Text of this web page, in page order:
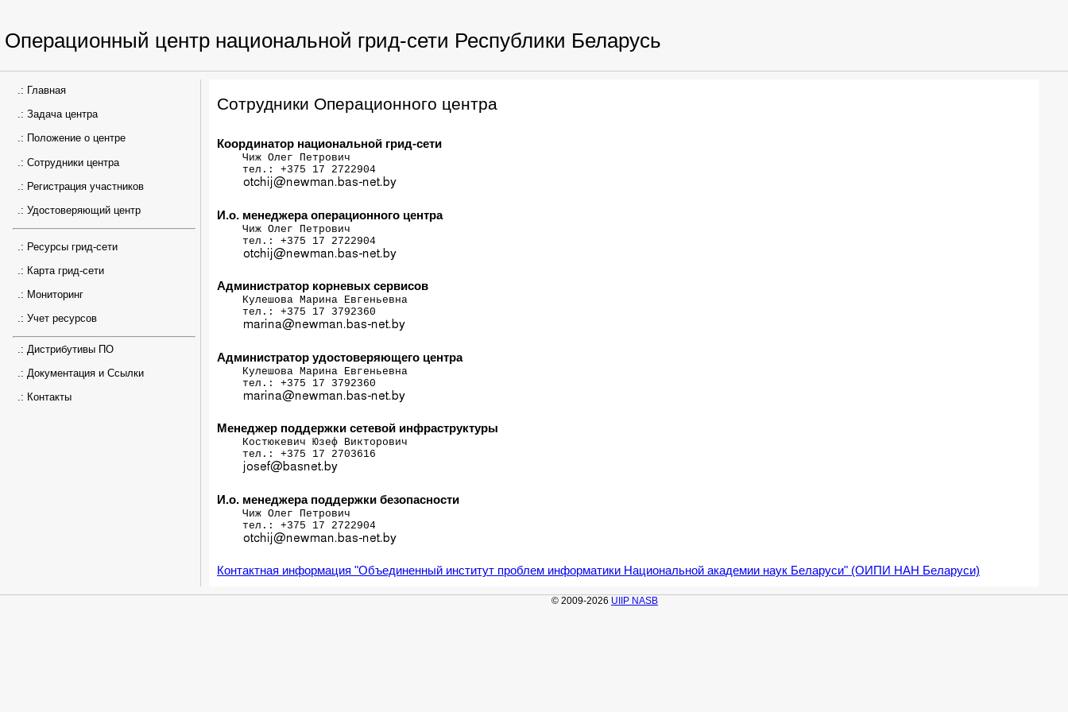
Операционный центр национальной грид-сети Республики Беларусь
.: Главная
.: Задача центра
.: Положение о центре
.: Сотрудники центра
.: Регистрация участников
.: Удостоверяющий центр
.: Ресурсы грид-сети
.: Карта грид-сети
.: Мониторинг
.: Учет ресурсов
.: Дистрибутивы ПО
.: Документация и Ссылки
.: Контакты
Сотрудники Операционного центра
Координатор национальной грид-сети
    Чиж Олег Петрович
    тел.: +375 17 2722904
И.о. менеджера операционного центра
    Чиж Олег Петрович
    тел.: +375 17 2722904
Администратор корневых сервисов
    Кулешова Марина Евгеньевна
    тел.: +375 17 3792360
Администратор удостоверяющего центра
    Кулешова Марина Евгеньевна
    тел.: +375 17 3792360
Менеджер поддержки сетевой инфраструктуры
    Костюкевич Юзеф Викторович
    тел.: +375 17 2703616
И.о. менеджера поддержки безопасности
    Чиж Олег Петрович
    тел.: +375 17 2722904
Контактная информация "Объединенный институт проблем информатики Национальной академии наук Беларуси" (ОИПИ НАН Беларуси)
© 2009-2026 UIIP NASB